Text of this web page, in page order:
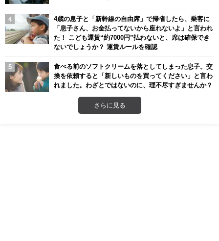
4歳の息子と「新幹線の自由席」で帰省したら、乗客に
「息子さん、お金払ってないから座れないよ」と言われ
た！ こども運賃“約7000円”払わないと、席は確保でき
ないでしょうか？ 運賃ルールを確認
食べる前のソフトクリームを落としてしまった息子。交
換を依頼すると「新しいものを買ってください」と言わ
れました。わざとではないのに、理不尽すぎませんか？
さらに見る